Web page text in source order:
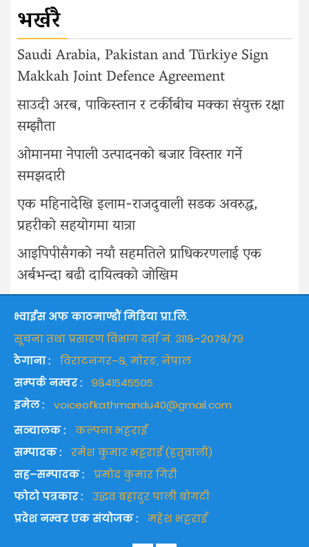
भर्खरै
Saudi Arabia, Pakistan and Türkiye Sign
Makkah Joint Defence Agreement
साउदी अरब, पाकिस्तान र टर्कीबीच मक्का संयुक्त रक्षा
सम्झौता
ओमानमा नेपाली उत्पादनको बजार विस्तार गर्ने
समझदारी
एक महिनादेखि इलाम-राजदुवाली सडक अवरुद्ध,
प्रहरीको सहयोगमा यात्रा
आइपिपीसँगको नयाँ सहमतिले प्राधिकरणलाई एक
अर्बभन्दा बढी दायित्वको जोखिम
भ्वाईस अफ काठमाण्डौं मिडिया प्रा.लि.
सूचना तथा प्रसारण विभाग दर्ता नं. ३११८–२०७८/७९
ठेगाना :
विराटनगर–८, मोरङ, नेपाल
सम्पर्क नम्वर :
९८४१५४५५०५
इमेल :
voiceofkathmandu40@gmail.com
सञ्चालक :
कल्पना भट्टराई
सम्पादक :
रमेश कुमार भट्टराई (हतुवाली)
सह–सम्पादक :
प्रमोद कुमार गिरी
फोटो पत्रकार :
उद्धव बहादुर पाली बोगटी
प्रदेश नम्वर एक संयोजक :
महेश भट्टराई